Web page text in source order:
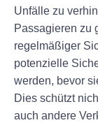
Unfälle zu
Passagieren zu
regelmäßiger
potenzielle
werden, bevor
Dies schützt
auch andere